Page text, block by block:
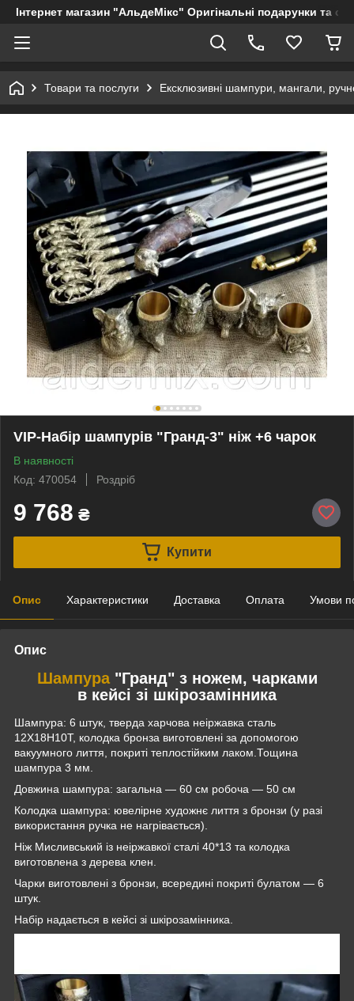
Інтернет магазин "АльдеМікс" Оригінальні подарунки та
Товари та послуги Ексклюзивні шампури, мангали,
VIP-Набір шампурів "Гранд-3" ніж +6 чарок
В наявності
Код: 470054
Роздріб
9 768 ₴
Купити
Опис Характеристики Доставка Оплата Умови
Опис
Шампура"Гранд" з ножем, чарками
в кейсі зі шкірозамінника
Шампура: 6 штук, тверда харчова неіржавка сталь
12Х18Н10Т, колодка бронза виготовлені за допомогою
вакуумного лиття, покриті теплостійким лаком.Тощина
шампура 3 мм.
Довжина шампура: загальна — 60 см робоча — 50 см
Колодка шампура: ювелірне художнє лиття з бронзи (у разі
використання ручка не нагрівається).
Ніж Мисливський із неіржавкої сталі 40*13 та колодка
виготовлена з дерева клен.
Чарки виготовлені з бронзи, всередині покриті булатом — 6
штук.
Набір надається в кейсі зі шкірозамінника.